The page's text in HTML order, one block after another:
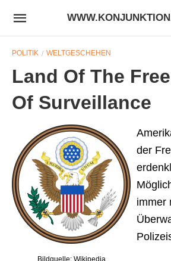
POLITIK WELTGESCHEHEN
Land Of The
Of Surveillance
Bildquelle: Wikipedia
der
immer